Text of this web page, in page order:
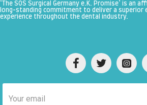
‘The SOS Surgical Germany e.K. Promise’ is an
long-standing commitment to deliver a superior
experience throughout the dental industry.